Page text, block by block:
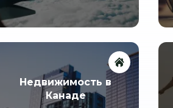
Недвижимость в
Канаде